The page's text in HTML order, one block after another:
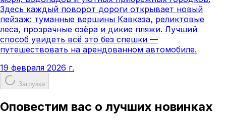
Здесь каждый поворот дороги открывает новый
пейзаж: туманные вершины Кавказа, реликтовые
леса, прозрачные озёра и дикие пляжи. Лучший
способ увидеть всё это без спешки —
путешествовать на арендованном автомобиле.
19 февраля 2026 г.
Загрузка
Оповестим вас о лучших новинках